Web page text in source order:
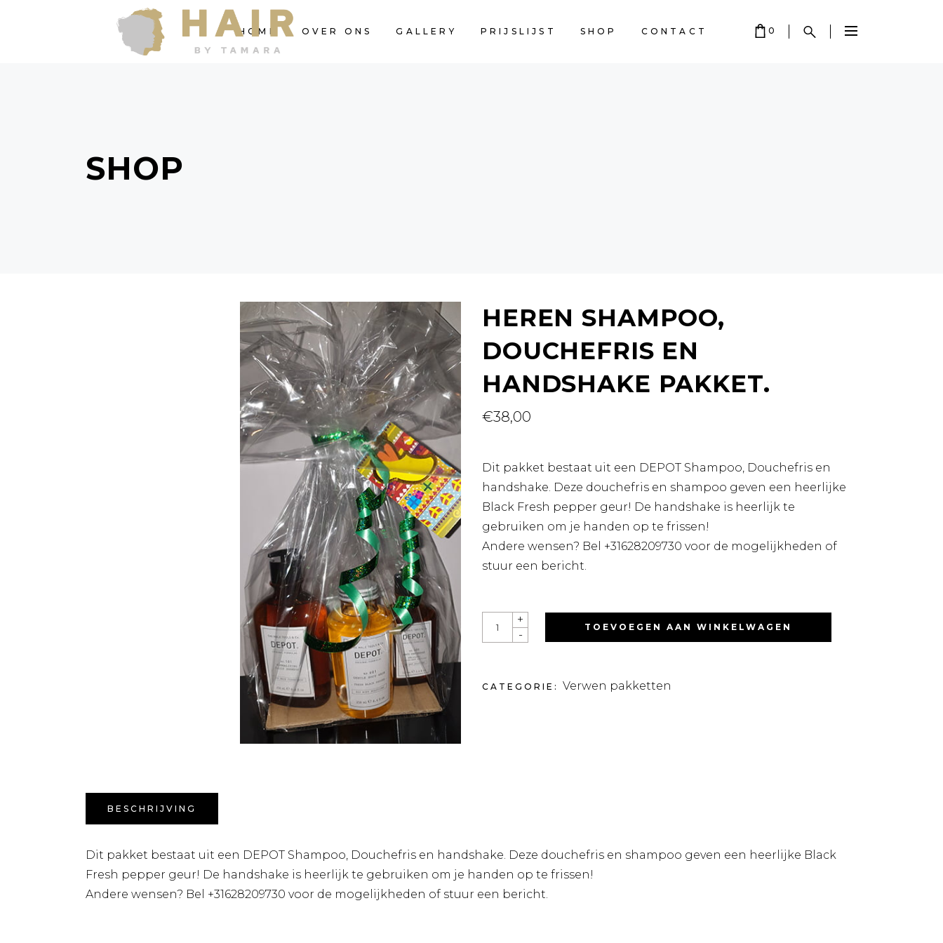
HOME OVER ONS GALLERY PRIJSLIJST SHOP CONTACT 0
SHOP
HEREN SHAMPOO,
DOUCHEFRIS EN
HANDSHAKE PAKKET.
€38,00
Dit pakket bestaat uit een DEPOT Shampoo, Douchefris en
handshake. Deze douchefris en shampoo geven een heerlijke
Black Fresh pepper geur! De handshake is heerlijk te
gebruiken om je handen op te frissen!
Andere wensen? Bel +31628209730 voor de mogelijkheden of
stuur een bericht.
HEREN
SHAMPOO,
DOUCHEFRIS
-
+
TOEVOEGEN AAN WINKELWAGEN
CATEGORIE: Verwen pakketten
BESCHRIJVING
Dit pakket bestaat uit een DEPOT Shampoo, Douchefris en handshake. Deze douchefris en shampoo geven een heerlijke Black
Fresh pepper geur! De handshake is heerlijk te gebruiken om je handen op te frissen!
Andere wensen? Bel +31628209730 voor de mogelijkheden of stuur een bericht.